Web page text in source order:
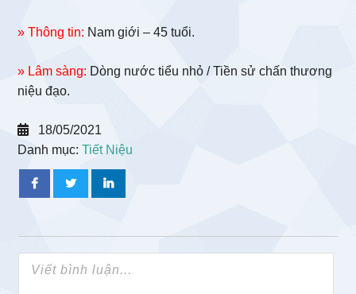
» Thông tin: Nam giới – 45 tuổi.
» Lâm sàng: Dòng nước tiểu nhỏ / Tiền sử chấn thương
niệu đạo.
18/05/2021
Danh mục:Tiết Niệu